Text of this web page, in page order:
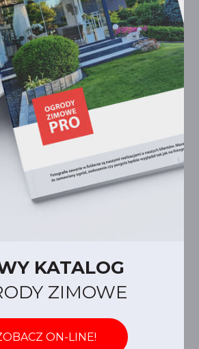
KATALOG
ZIMOWE
ON-LINE!